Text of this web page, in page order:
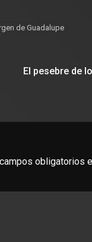
de Guadalupe
El pesebre de
obligatorios